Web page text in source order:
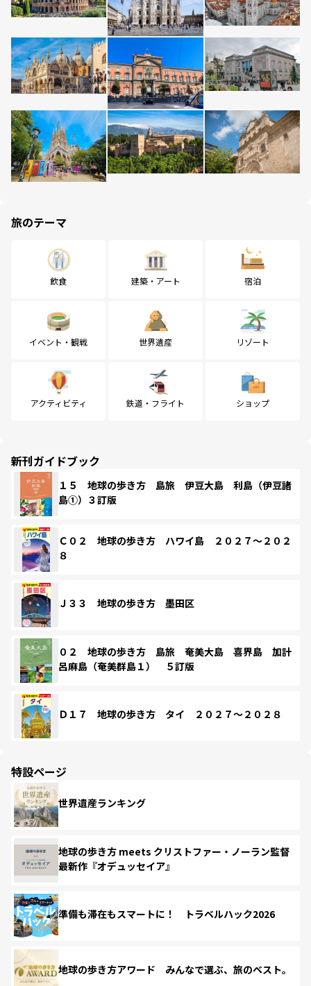
旅のテーマ
飲食 建築・アート 宿泊
イベント・観戦 世界遺産 リゾート
アクティビティ 鉄道・フライト ショップ
新刊ガイドブック
１５ 地球の歩き方 島旅 伊豆大島 利島（伊豆諸
島①）３訂版
Ｃ０２ 地球の歩き方 ハワイ島 ２０２７～２０２
８
Ｊ３３ 地球の歩き方 墨田区
０２ 地球の歩き方 島旅 奄美大島 喜界島 加計
呂麻島（奄美群島１） ５訂版
Ｄ１７ 地球の歩き方 タイ ２０２７～２０２８
特設ページ
世界遺産ランキング
地球の歩き方 meets クリストファー・ノーラン監督
最新作『オデュッセイア』
準備も滞在もスマートに！ トラベルハック2026
地球の歩き方アワード みんなで選ぶ、旅のベスト。